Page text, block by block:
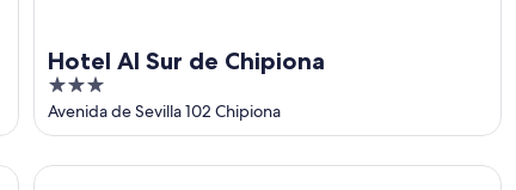
Hotel Al Sur de Chipiona
3
out
of
5
Avenida de Sevilla 102 Chipiona
Hotel Agaró